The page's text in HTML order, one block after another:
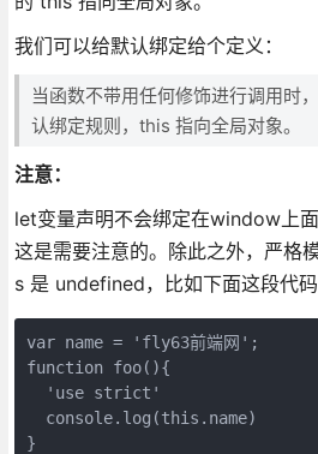
我们可以给默认绑定给个定义：
当函数不带用任何修饰进行调用时
认绑定规则，this 指向全局对象。
注意：
let变量声明不会绑定在window上
这是需要注意的。除此之外，严格
s 是 undefined，比如下面这段代码
var name = 'fly63前端网';
function foo(){
  'use strict'
  console.log(this.name)
}